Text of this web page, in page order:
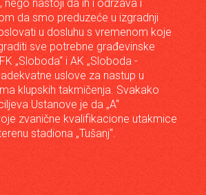
nego nastoji da ih i održava i
da smo preduzeće u izgradnji
u dosluhu s vremenom koje
sve potrebne građevinske
„Sloboda“ i AK „Sloboda -
uslove za nastup u
klupskih takmičenja. Svakako
Ustanove je da „A“
zvanične kvalifikacione utakmice
stadiona „Tušanj“.